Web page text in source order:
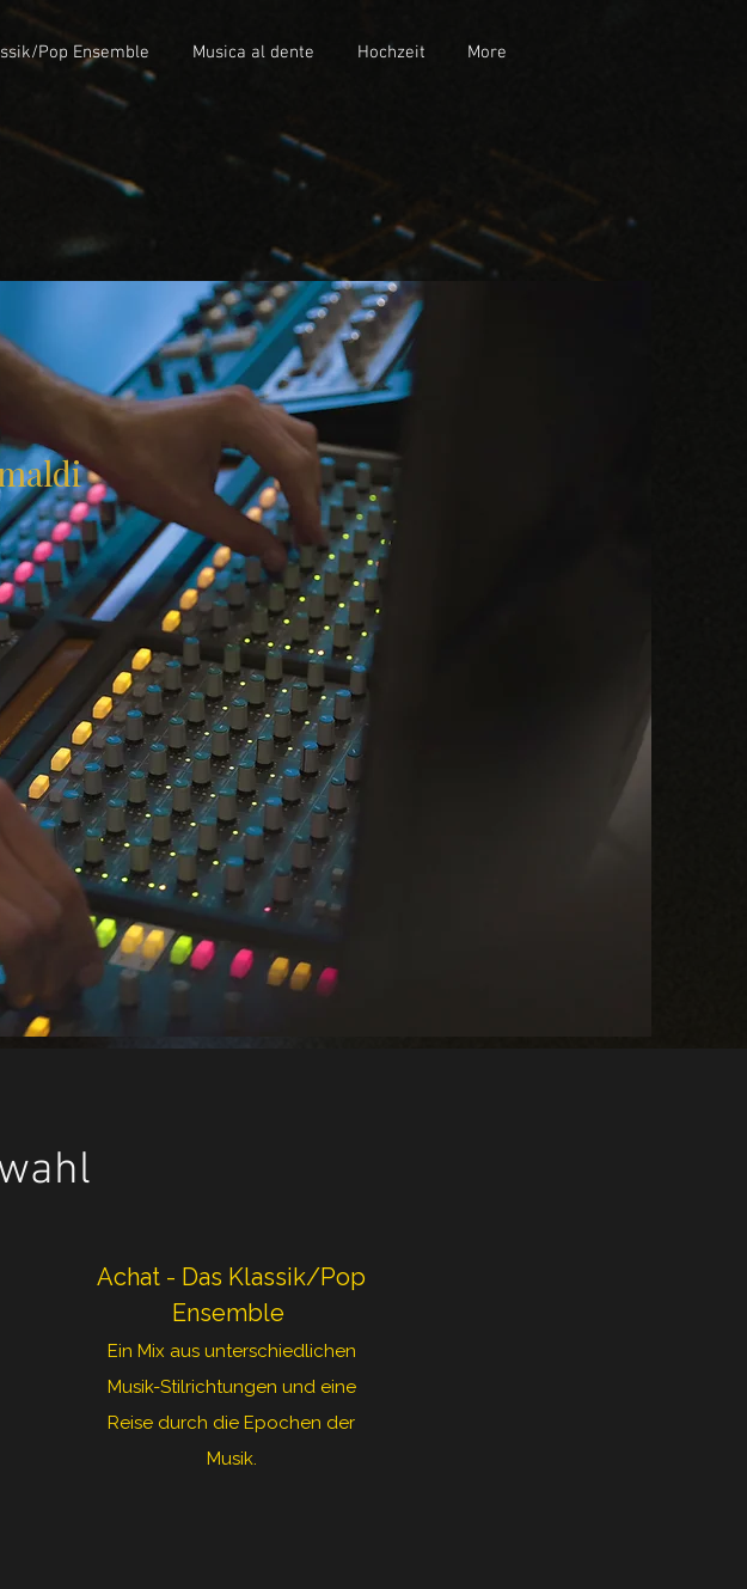
Pop Ensemble Musica al dente Hochzeit More
Achat - Das Klassik/Pop
Ensemble
Ein Mix aus unterschiedlichen
Musik-Stilrichtungen und eine
Reise durch die Epochen der
Musik.